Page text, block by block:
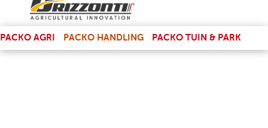
PACKO AGRI PACKO HANDLING PACKO TUIN & PARK